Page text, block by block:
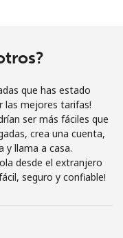
→
que has estado
las mejores tarifas!
ser más fáciles que
crea una cuenta,
y llama a casa.
desde el extranjero
seguro y confiable!